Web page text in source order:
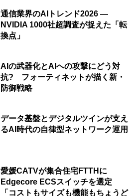
通信業界のAIトレンド2026 ―
NVIDIA 1000社超調査が捉えた「転
換点」
AIの武器化とAIへの攻撃にどう対
抗? フォーティネットが描く新・
防御戦略
データ基盤とデジタルツインが支え
るAI時代の自律型ネットワーク運用
愛媛CATVが集合住宅FTTHに
Edgecore ECSスイッチを選定
「コストもサイズも機能もちょうど